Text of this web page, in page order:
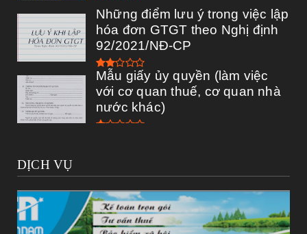
Những điểm lưu ý trong việc lập
hóa đơn GTGT theo Nghị định
92/2021/NĐ-CP
Mẫu giấy ủy quyền (làm việc
với cơ quan thuế, cơ quan nhà
nước khác)
DỊCH VỤ